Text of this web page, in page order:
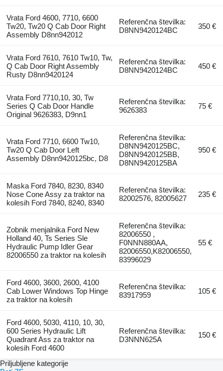
Vrata Ford 4600, 7710, 6600
Tw20, Tw20 Q Cab Door Right
Assembly D8nn942012
Referenčna številka:
D8NN9420124BC
350 €
Vrata Ford 7610, 7610 Tw10, Tw,
Q Cab Door Right Assembly
Rusty D8nn9420124
Referenčna številka:
D8NN9420124BC
450 €
Vrata Ford 7710,10, 30, Tw
Series Q Cab Door Handle
Original 9626383, D9nn1
Referenčna številka:
9626383
75 €
Vrata Ford 7710, 6600 Tw10,
Tw20 Q Cab Door Left
Assembly D8nn9420125bc, D8
Referenčna številka:
D8NN9420125BC,
D8NN9420125BB,
D8NN9420125BA
950 €
Maska Ford 7840, 8230, 8340
Nose Cone Assy za traktor na
kolesih Ford 7840, 8240, 8340
Referenčna številka:
82002576, 82005627
235 €
Zobnik menjalnika Ford New
Holland 40, Ts Series Sle
Hydraulic Pump Idler Gear
82006550 za traktor na kolesih
Referenčna številka:
82006550 ,
F0NNN880AA,
82006550,K82006550,
83996029
55 €
Ford 4600, 3600, 2600, 4100
Cab Lower Windows Top Hinge
za traktor na kolesih
Referenčna številka:
83917959
105 €
Ford 4600, 5030, 4110, 10, 30,
600 Series Hydraulic Lift
Quadrant Ass za traktor na
kolesih Ford 4600
Referenčna številka:
D3NNN625A
150 €
Priljubljene kategorije